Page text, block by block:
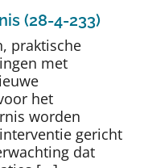
(28-4-233)
praktische
met
het
worden
gericht
dat